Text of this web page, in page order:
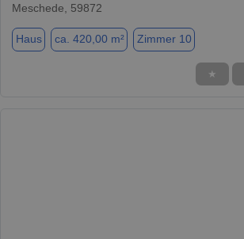
Meschede, 59872
Haus ca. 420,00 m² Zimmer 10
★